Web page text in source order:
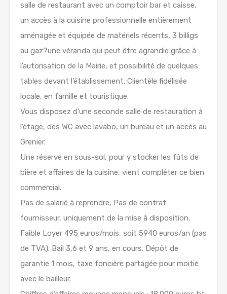
salle de restaurant avec un comptoir bar et caisse,
un accès à la cuisine professionnelle entièrement
aménagée et équipée de matériels récents, 3 billigs
au gaz?une véranda qui peut être agrandie grâce à
l’autorisation de la Mairie, et possibilité de quelques
tables devant l’établissement. Clientèle fidélisée
locale, en famille et touristique.
Vous disposez d’une seconde salle de restauration à
l’étage, des WC avec lavabo, un bureau et un accès au
Grenier.
Une réserve en sous-sol, pour y stocker les fûts de
bière et affaires de la cuisine, vient compléter ce bien
commercial.
Pas de salarié à reprendre, Pas de contrat
fournisseur, uniquement de la mise à disposition.
Faible Loyer 495 euros/mois, soit 5940 euros/an (pas
de TVA). Bail 3,6 et 9 ans, en cours. Dépôt de
garantie 1 mois, taxe foncière partagée pour moitié
avec le bailleur.